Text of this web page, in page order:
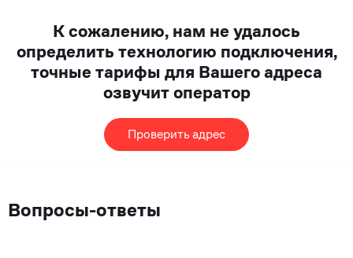
К сожалению, нам не удалось
определить технологию подключения,
точные тарифы для Вашего адреса
озвучит оператор
Проверить адрес
Вопросы-ответы